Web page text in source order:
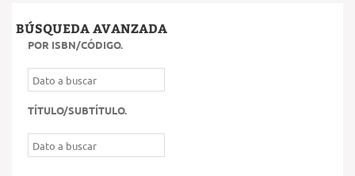
BÚSQUEDA AVANZADA
POR ISBN/CÓDIGO.
TÍTULO/SUBTÍTULO.